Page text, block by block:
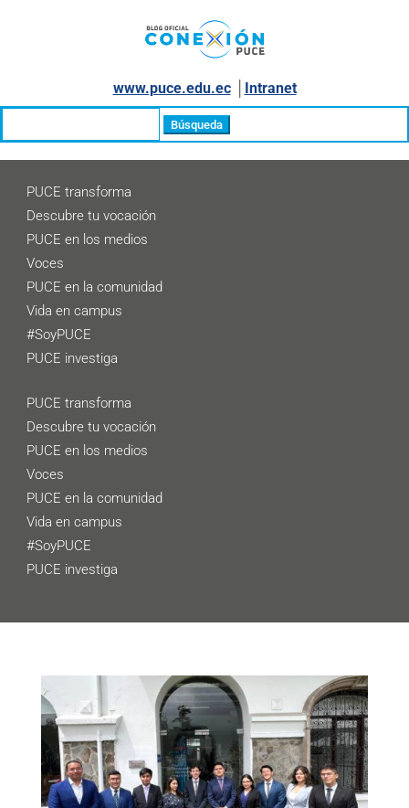
www.puce.edu.ec│ Intranet
PUCE transforma
Descubre tu vocación
PUCE en los medios
Voces
PUCE en la comunidad
Vida en campus
#SoyPUCE
PUCE investiga
PUCE transforma
Descubre tu vocación
PUCE en los medios
Voces
PUCE en la comunidad
Vida en campus
#SoyPUCE
PUCE investiga